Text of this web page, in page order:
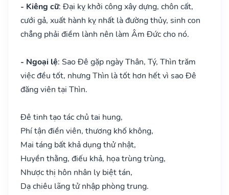
- Kiêng cữ: Đại kỵ khởi công xây dựng, chôn cất,
cưới gả, xuất hành kỵ nhất là đường thủy, sinh con
chẳng phải điềm lành nên làm Âm Đức cho nó.
- Ngoại lệ: Sao Đê gặp ngày Thân, Tý, Thìn trăm
việc đều tốt, nhưng Thìn là tốt hơn hết vì sao Đê
đăng viên tại Thìn.
Đê tinh tạo tác chủ tai hung,
Phí tận điền viên, thương khố không,
Mai táng bất khả dụng thử nhật,
Huyền thằng, điếu khả, họa trùng trùng,
Nhược thị hôn nhân ly biệt tán,
Dạ chiêu lãng tử nhập phòng trung.